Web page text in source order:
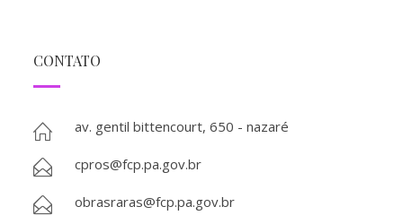
CONTATO
av. gentil bittencourt, 650 - nazaré
cpros@fcp.pa.gov.br
obrasraras@fcp.pa.gov.br